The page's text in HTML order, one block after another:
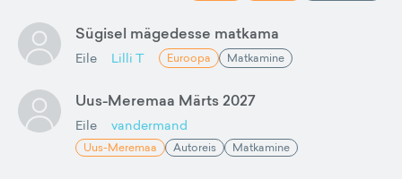
Sügisel mägedesse matkama
Eile Lilli T Euroopa Matkamine
Uus-Meremaa Märts 2027
Eile vandermand
Uus-Meremaa Autoreis Matkamine